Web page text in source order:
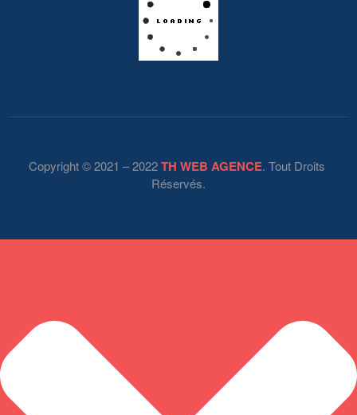
Copyright © 2021 – 2022TH WEB AGENCE. Tout Droits
Réservés.